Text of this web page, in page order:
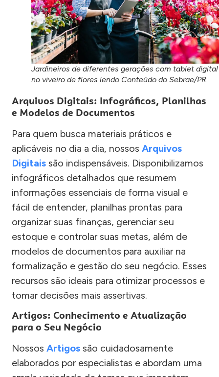
Jardineiros de diferentes gerações com tablet digital
no viveiro de flores lendo Conteúdo do Sebrae/PR.
Arquivos Digitais: Infográficos, Planilhas
e Modelos de Documentos
Para quem busca materiais práticos e
aplicáveis no dia a dia, nossos Arquivos
Digitais são indispensáveis. Disponibilizamos
infográficos detalhados que resumem
informações essenciais de forma visual e
fácil de entender, planilhas prontas para
organizar suas finanças, gerenciar seu
estoque e controlar suas metas, além de
modelos de documentos para auxiliar na
formalização e gestão do seu negócio. Esses
recursos são ideais para otimizar processos e
tomar decisões mais assertivas.
Artigos: Conhecimento e Atualização
para o Seu Negócio
Nossos Artigos são cuidadosamente
elaborados por especialistas e abordam uma